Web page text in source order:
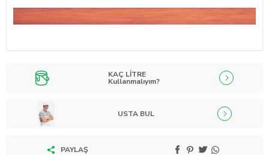
KAÇ LİTRE
Kullanmalıyım?
USTA BUL
PAYLAŞ